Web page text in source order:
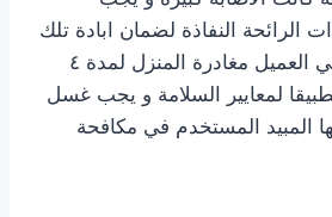
الرائحة النفاذة لضمان ابادة تلك
الحشرات و يجب علي العميل مغادرة المنزل لمدة ٤
لمعايير السلامة و يجب غسل
المبيد المستخدم في مكافحة